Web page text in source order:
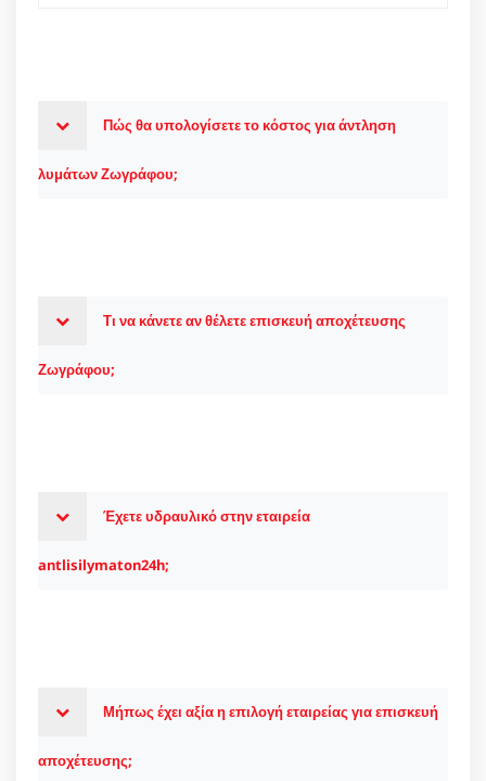
Πώς θα υπολογίσετε το κόστος για άντληση
λυμάτων Ζωγράφου;
Τι να κάνετε αν θέλετε επισκευή αποχέτευσης
Ζωγράφου;
Έχετε υδραυλικό στην εταιρεία
antlisilymaton24h;
Μήπως έχει αξία η επιλογή εταιρείας για επισκευή
αποχέτευσης;